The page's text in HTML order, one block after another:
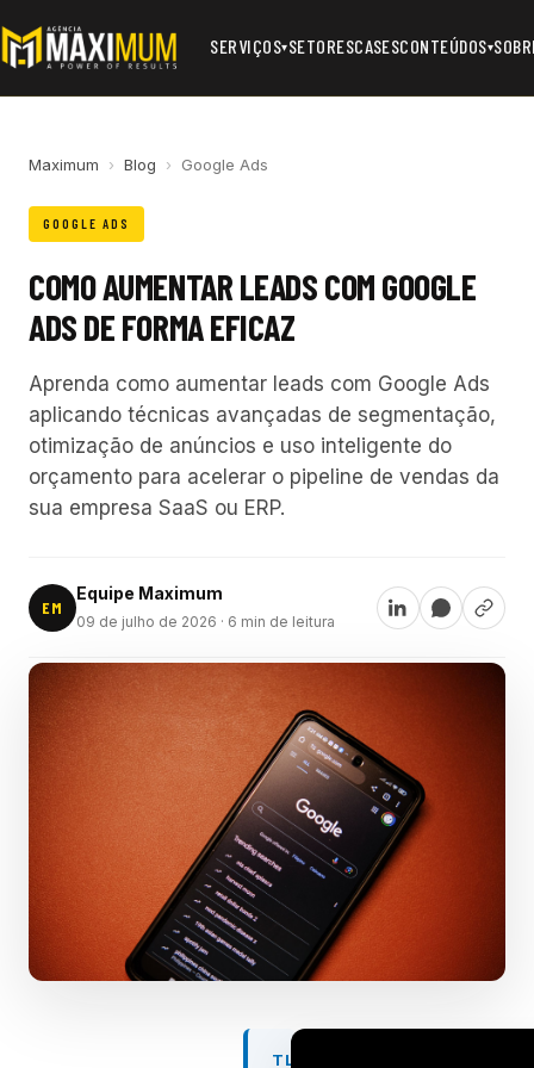
SERVIÇOS▾SETORESCASESCONTEÚDOS▾
Maximum › Blog › Google Ads
GOOGLE ADS
COMO AUMENTAR LEADS COM GOOGLE
ADS DE FORMA EFICAZ
Aprenda como aumentar leads com Google Ads
aplicando técnicas avançadas de segmentação,
otimização de anúncios e uso inteligente do
orçamento para acelerar o pipeline de vendas da
sua empresa SaaS ou ERP.
EM
Equipe Maximum
09 de julho de 2026 · 6 min de leitura
TL;DR